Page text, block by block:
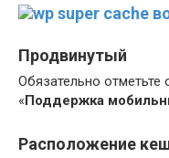
Продвинутый
Обязательно
«Поддержка
Расположение